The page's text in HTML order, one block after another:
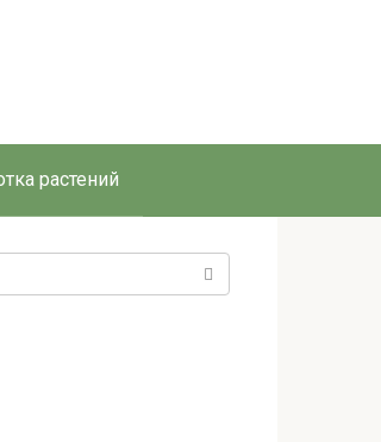
растений